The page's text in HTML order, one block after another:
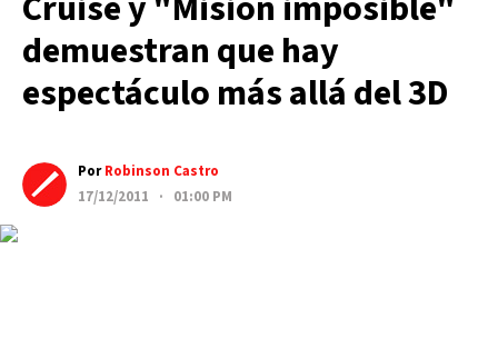
demuestran que hay
espectáculo más allá del 3D
PorRobinson Castro
17/12/2011 · 01:00 PM